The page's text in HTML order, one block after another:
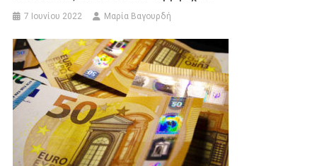
7 Ιουνίου 2022 Μαρία Βαγουρδή